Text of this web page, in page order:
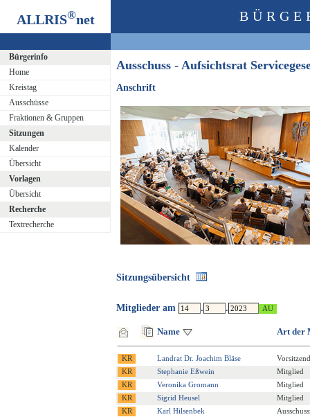
ALLRIS®net
Bürgerinfo
Home
Kreistag
Ausschüsse
Fraktionen & Gruppen
Sitzungen
Kalender
Übersicht
Vorlagen
Übersicht
Recherche
Textrecherche
Ausschuss - Aufsichtsrat
Anschrift
Sitzungsübersicht
Mitglieder am . .
Name Art der
Landrat Dr. Joachim Bläse
Stephanie Eßwein
Mitglied
Veronika Gromann
Mitglied
Sigrid Heusel
Mitglied
Karl Hilsenbek